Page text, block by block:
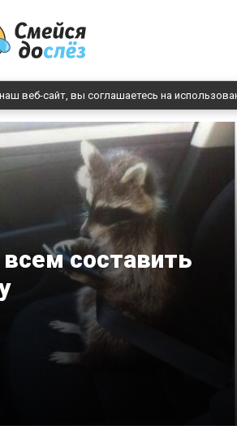
веб-сайт, вы соглашаетесь на
составить